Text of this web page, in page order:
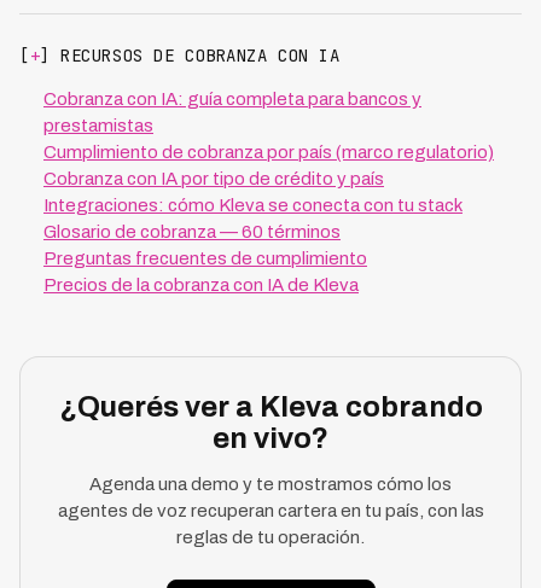
[+] RECURSOS DE COBRANZA CON IA
Cobranza con IA: guía completa para bancos y
prestamistas
Cumplimiento de cobranza por país (marco regulatorio)
Cobranza con IA por tipo de crédito y país
Integraciones: cómo Kleva se conecta con tu stack
Glosario de cobranza — 60 términos
Preguntas frecuentes de cumplimiento
Precios de la cobranza con IA de Kleva
¿Querés ver a Kleva cobrando
en vivo?
Agenda una demo y te mostramos cómo los
agentes de voz recuperan cartera en tu país, con las
reglas de tu operación.